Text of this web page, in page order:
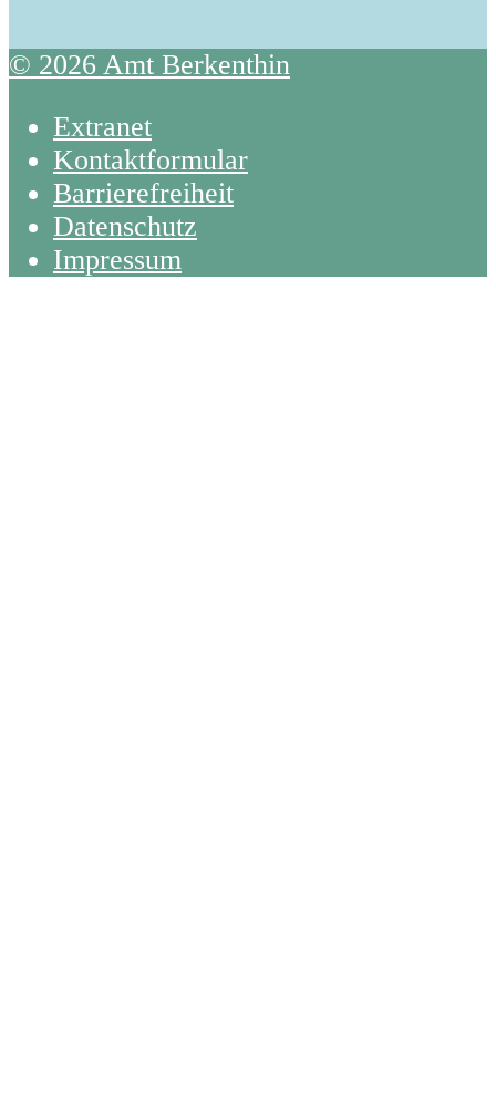
© 2026 Amt Berkenthin
Extranet
Kontaktformular
Barrierefreiheit
Datenschutz
Impressum